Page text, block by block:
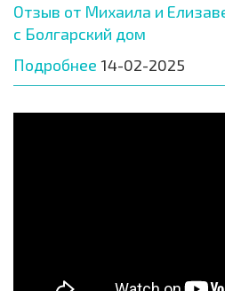
Отзыв от Михаила и
с Болгарский дом
Подробнее 14-02-2025